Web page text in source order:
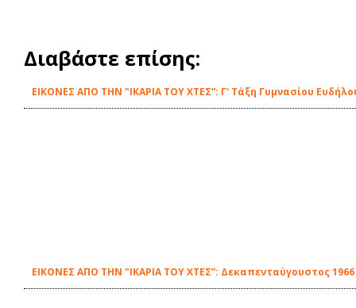
Διαβάστε επίσης:
ΕΙΚΟΝΕΣ ΑΠΟ ΤΗΝ "ΙΚΑΡΙΑ ΤΟΥ ΧΤΕΣ”: Γ' Τάξη Γυμνασίου
ΕΙΚΟΝΕΣ ΑΠΟ ΤΗΝ "ΙΚΑΡΙΑ ΤΟΥ ΧΤΕΣ”: Δεκαπενταύγουστος